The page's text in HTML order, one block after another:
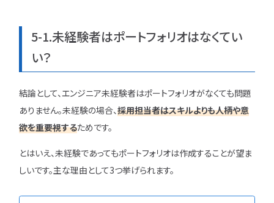
5-1.未経験者はポートフォリオはなくてい
い？
結論として、エンジニア未経験者はポートフォリオがなくても問題
ありません。未経験の場合、採用担当者はスキルよりも人柄や意
欲を重要視するためです。
とはいえ、未経験であってもポートフォリオは作成することが望ま
しいです。主な理由として3つ挙げられます。